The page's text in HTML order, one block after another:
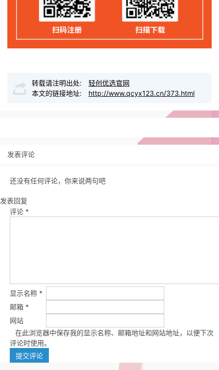
转载请注明出处:
轻创优选官网
本文的链接地址:
http://www.qcyx123.cn/373.html
发表评论
还没有任何评论，你来说两句吧
发表回复
评论 *
显示名称 *
邮箱 *
网站
在此浏览器中保存我的显示名称、邮箱地址和网站地址，以便下次
评论时使用。